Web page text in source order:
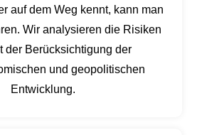
auf dem Weg kennt, kann man
Wir analysieren die Risiken
der Berücksichtigung der
und geopolitischen
Entwicklung.